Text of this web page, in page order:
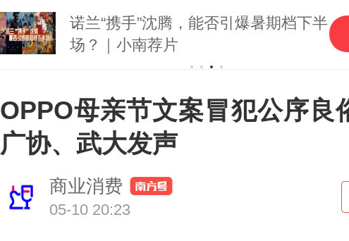
诺兰“携手”沈腾，能否引爆暑期档下半
场？｜小南荐片
OPPO母亲节文案冒犯公序良
广协、武大发声
商业消费
05-10 20:23